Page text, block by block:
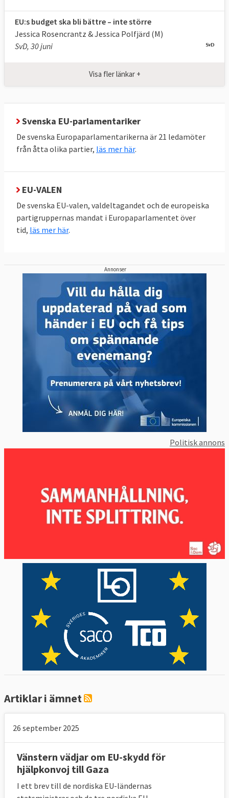
Moderaterna och Kristdemokraterna
S&D | Socialdemokrater
Socialdemokraterna
| Ytterhöger
Sverigedemokraterna
Förnya Europa | Liberaler
separatister
Miljöpartiet de gröna
GUE/NGL | Vänsterpartister
Inga svenska partier finns med
Grupplösa | Ledamöter utan partigrupp
Inga svenska partier finns med
EU:s budget ska bli bättre – inte större
Jessica Rosencrantz & Jessica Polfjärd (M)
SvD, 30 juni
Visa fler länkar +
Svenska EU-parlamentariker
De svenska Europaparlamentarikerna är 21 ledamöter
från åtta olika partier, läs mer här.
EU-VALEN
De svenska EU-valen, valdeltagandet och de europeiska
partigruppernas mandat i Europaparlamentet över
tid, läs mer här.
Annonser
Politisk annons
Artiklar i ämnet
26 september 2025
Vänstern vädjar om EU-skydd för
hjälpkonvoj till Gaza
I ett brev till de nordiska EU-ländernas